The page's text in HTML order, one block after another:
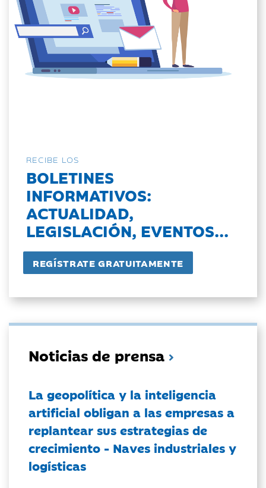
RECIBE LOS
BOLETINES
INFORMATIVOS:
ACTUALIDAD,
LEGISLACIÓN, EVENTOS...
Noticias de prensa
La geopolítica y la inteligencia
artificial obligan a las empresas a
replantear sus estrategias de
crecimiento - Naves industriales y
logísticas